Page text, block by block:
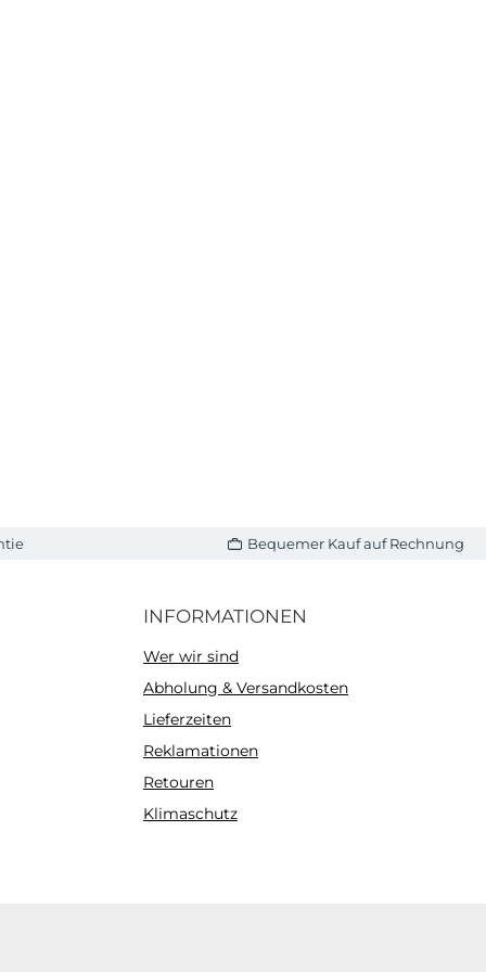
Bequemer Kauf auf Rechnung
INFORMATIONEN
Wer wir sind
Abholung & Versandkosten
Lieferzeiten
Reklamationen
Retouren
Klimaschutz